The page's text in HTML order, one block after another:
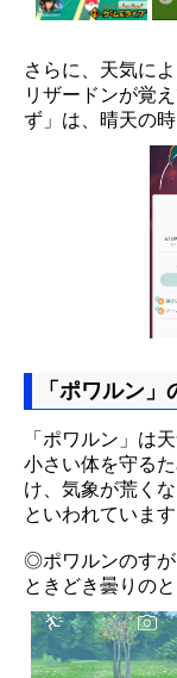
さらに、天気に
リザードンが覚
ず」は、晴天の
「ポワルン
「ポワルン」は
小さい体を守る
け、気象が荒く
といわれています
◎ポワルンのすが
ときどき曇りの